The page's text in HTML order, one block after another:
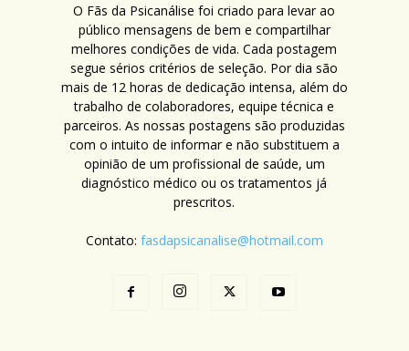
O Fãs da Psicanálise foi criado para levar ao
público mensagens de bem e compartilhar
melhores condições de vida. Cada postagem
segue sérios critérios de seleção. Por dia são
mais de 12 horas de dedicação intensa, além do
trabalho de colaboradores, equipe técnica e
parceiros. As nossas postagens são produzidas
com o intuito de informar e não substituem a
opinião de um profissional de saúde, um
diagnóstico médico ou os tratamentos já
prescritos.
Contato: fasdapsicanalise@hotmail.com